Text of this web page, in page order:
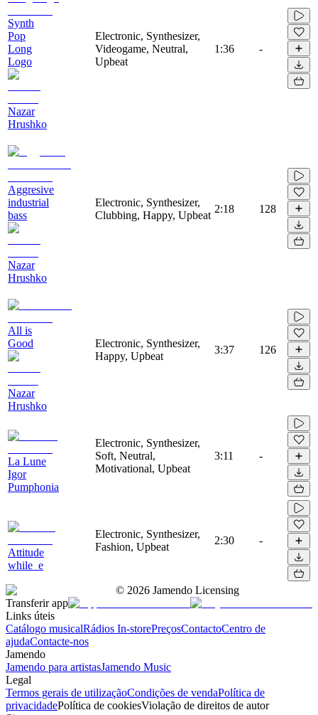
Synth
Pop
Long
Logo
Nazar
Hrushko
Electronic, Synthesizer,
Videogame, Neutral,
Upbeat
1:36 -
Aggresive
industrial
bass
Nazar
Hrushko
Electronic, Synthesizer,
Clubbing, Happy, Upbeat
2:18 128
All is
Good
Nazar
Hrushko
Electronic, Synthesizer,
Happy, Upbeat
3:37 126
La Lune
Igor
Pumphonia
Electronic, Synthesizer,
Soft, Neutral,
Motivational, Upbeat
3:11 -
Attitude
while_e
Electronic, Synthesizer,
Fashion, Upbeat
2:30 -
© 2026 Jamendo Licensing
Transferir app
Links úteis
Catálogo musicalRádios In-storePreçosContactoCentro de
ajudaContacte-nos
Jamendo
Jamendo para artistasJamendo Music
Legal
Termos gerais de utilizaçãoCondições de vendaPolítica de
privacidadePolítica de cookiesViolação de direitos de autor